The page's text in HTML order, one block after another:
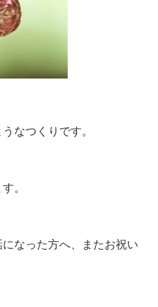
なつくりです。
。
なった方へ、またお祝い